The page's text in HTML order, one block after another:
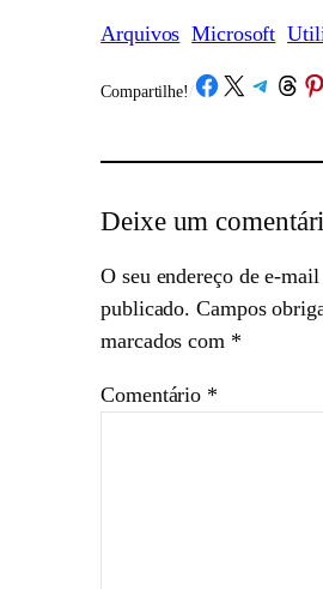
Arquivos Microsoft
Compartilhe! /Share on Facebook
Share on X Share on Telegram
Share on
Deixe um
O seu endereço de e-mail
publicado. Campos
marcados com *
Comentário *